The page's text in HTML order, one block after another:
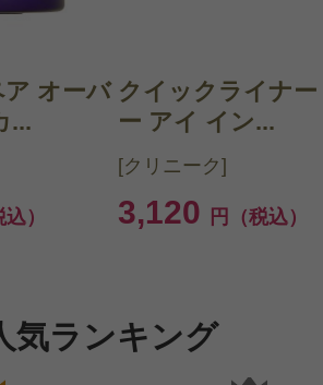
オーバ
...
）
クイックライナ
ー アイ イン...
[クリニーク]
3,120 円（税込）
気ランキング